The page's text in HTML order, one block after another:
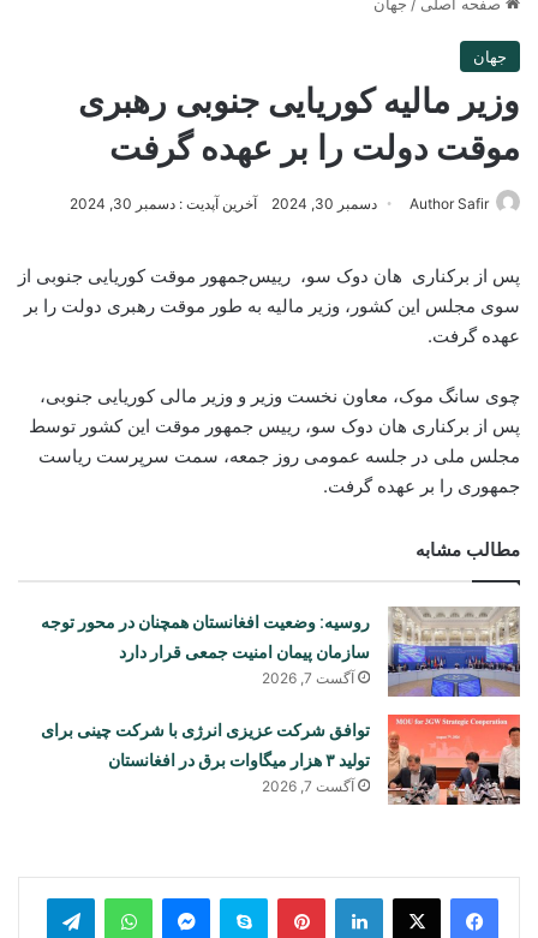
جهان
وزیر مالیه کوریایی جنوبی رهبری
موقت دولت را بر عهده گرفت
Author Safir دسمبر 30, 2024 آخرین آپدیت : دسمبر 30, 2024
پس از برکناری هان دوک سو، رییس‌جمهور موقت کوریایی جنوبی از
سوی مجلس این کشور، وزیر مالیه به طور موقت رهبری دولت را بر
عهده گرفت.
چوی سانگ موک، معاون نخست وزیر و وزیر مالی کوریایی جنوبی،
پس از برکناری هان دوک سو، رییس جمهور موقت این کشور توسط
مجلس ملی در جلسه عمومی روز جمعه، سمت سرپرست ریاست
جمهوری را بر عهده گرفت.
مطالب مشابه
روسیه: وضعیت افغانستان همچنان در محور توجه
سازمان پیمان امنیت جمعی قرار دارد
آگست 7, 2026
توافق شرکت عزیزی انرژی با شرکت چینی برای
تولید ۳ هزار میگاوات برق در افغانستان
آگست 7, 2026
LinkedIn
Pinterest
Skype
Messenger
WhatsApp